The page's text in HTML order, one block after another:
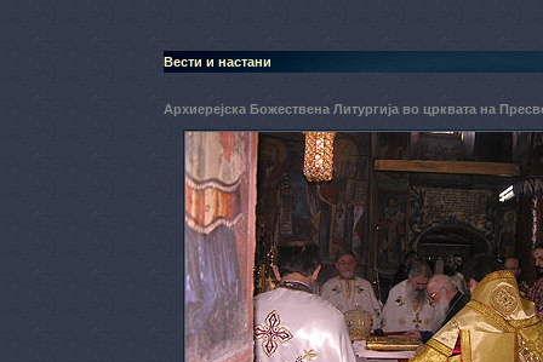
Вести и настани
Архиерејска Божествена Литургија во црквата на